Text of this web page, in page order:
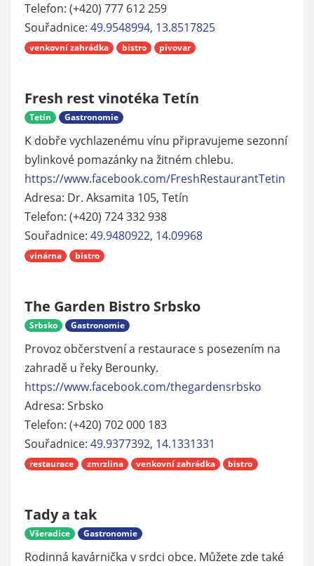
Telefon: (+420) 777 612 259
Souřadnice: 49.9548994, 13.8517825
venkovní zahrádka bistro pivovar
Fresh rest vinotéka Tetín
Tetín Gastronomie
K dobře vychlazenému vínu připravujeme sezonní
bylinkové pomazánky na žitném chlebu.
https://www.facebook.com/FreshRestaurantTetin
Adresa: Dr. Aksamita 105, Tetín
Telefon: (+420) 724 332 938
Souřadnice: 49.9480922, 14.09968
vinárna bistro
The Garden Bistro Srbsko
Srbsko Gastronomie
Provoz občerstvení a restaurace s posezením na
zahradě u řeky Berounky.
https://www.facebook.com/thegardensrbsko
Adresa: Srbsko
Telefon: (+420) 702 000 183
Souřadnice: 49.9377392, 14.1331331
restaurace zmrzlina venkovní zahrádka bistro
Tady a tak
Všeradice Gastronomie
Rodinná kavárnička v srdci obce. Můžete zde také